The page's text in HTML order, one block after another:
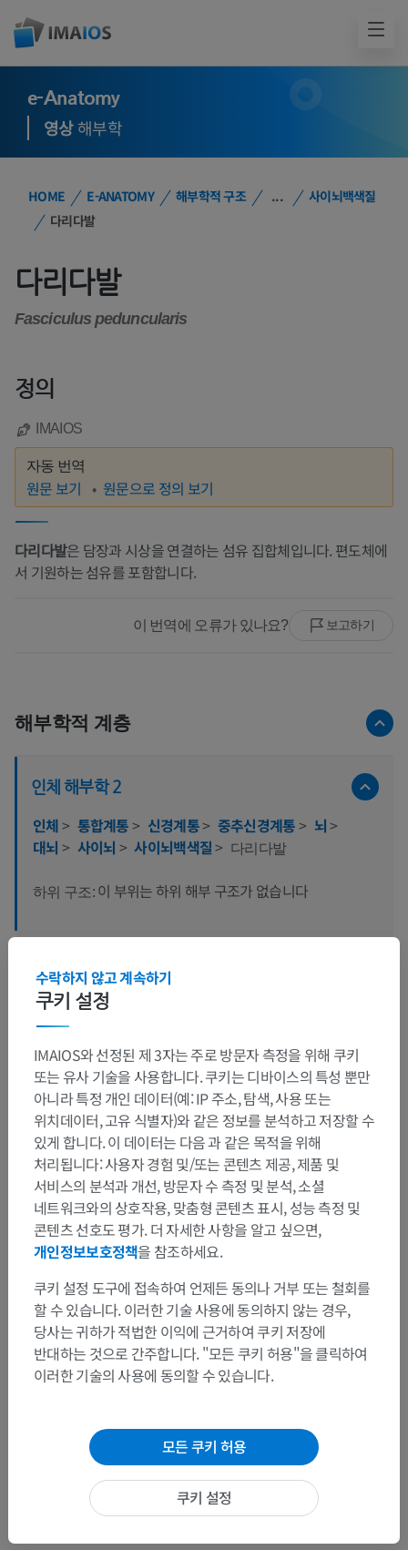
e-Anatomy
영상해부학
HOME E-ANATOMY 해부학적 구조 ...
사이뇌백색질
다리다발
다리다발
Fasciculus peduncularis
정의
IMAIOS
자동 번역
원문 보기 원문으로 정의 보기
다리다발은 담장과 시상을 연결하는 섬유 집합체입니다. 편도체에
서 기원하는 섬유를 포함합니다.
이 번역에 오류가 있나요? 보고하기
해부학적 계층
인체 해부학 2
인체> 통합계통> 신경계통> 중추신경계통> 뇌>
대뇌 > 사이뇌 > 사이뇌백색질> 다리다발
하위 구조: 이 부위는 하위 해부 구조가 없습니다
인체 신경 해부학
번역
문제를 발견하셨나요?
수정이나, 번역 또는 콘텐츠 개선에 제안이 있으면 언제든
연락 주세요.
문제 보고
앱 다운로드
쿠키 설정
수락하지 않고 계속하기
IMAIOS와 선정된 제 3자는 주로 방문자 측정을 위해 쿠키
또는 유사 기술을 사용합니다. 쿠키는 디바이스의 특성 뿐만
아니라 특정 개인 데이터(예: IP 주소, 탐색, 사용 또는
위치데이터, 고유 식별자)와 같은 정보를 분석하고 저장할 수
있게 합니다. 이 데이터는 다음 과 같은 목적을 위해
처리됩니다: 사용자 경험 및/또는 콘텐츠 제공, 제품 및
서비스의 분석과 개선, 방문자 수 측정 및 분석, 소셜
네트워크와의 상호작용, 맞춤형 콘텐츠 표시, 성능 측정 및
콘텐츠 선호도 평가. 더 자세한 사항을 알고 싶으면,
개인정보보호정책을 참조하세요.
쿠키 설정 도구에 접속하여 언제든 동의나 거부 또는 철회를
할 수 있습니다. 이러한 기술 사용에 동의하지 않는 경우,
당사는 귀하가 적법한 이익에 근거하여 쿠키 저장에
반대하는 것으로 간주합니다. "모든 쿠키 허용"을 클릭하여
이러한 기술의 사용에 동의할 수 있습니다.
모든 쿠키 허용
쿠키 설정